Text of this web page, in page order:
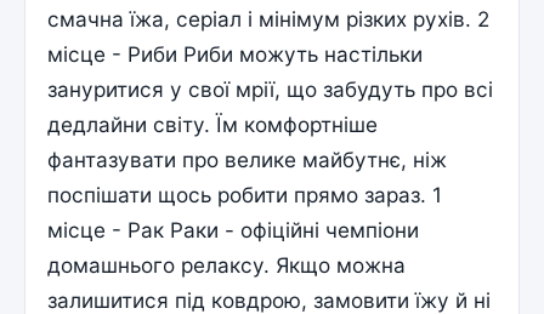
смачна їжа, серіал і мінімум різких рухів. 2
місце - Риби Риби можуть настільки
зануритися у свої мрії, що забудуть про всі
дедлайни світу. Їм комфортніше
фантазувати про велике майбутнє, ніж
поспішати щось робити прямо зараз. 1
місце - Рак Раки - офіційні чемпіони
домашнього релаксу. Якщо можна
залишитися під ковдрою, замовити їжу й ні